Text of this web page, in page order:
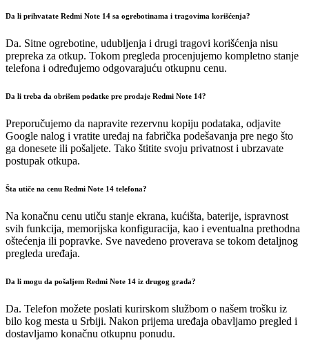
Da li prihvatate Redmi Note 14 sa ogrebotinama i tragovima korišćenja?
Da. Sitne ogrebotine, udubljenja i drugi tragovi korišćenja nisu
prepreka za otkup. Tokom pregleda procenjujemo kompletno stanje
telefona i određujemo odgovarajuću otkupnu cenu.
Da li treba da obrišem podatke pre prodaje Redmi Note 14?
Preporučujemo da napravite rezervnu kopiju podataka, odjavite
Google nalog i vratite uređaj na fabrička podešavanja pre nego što
ga donesete ili pošaljete. Tako štitite svoju privatnost i ubrzavate
postupak otkupa.
Šta utiče na cenu Redmi Note 14 telefona?
Na konačnu cenu utiču stanje ekrana, kućišta, baterije, ispravnost
svih funkcija, memorijska konfiguracija, kao i eventualna prethodna
oštećenja ili popravke. Sve navedeno proverava se tokom detaljnog
pregleda uređaja.
Da li mogu da pošaljem Redmi Note 14 iz drugog grada?
Da. Telefon možete poslati kurirskom službom o našem trošku iz
bilo kog mesta u Srbiji. Nakon prijema uređaja obavljamo pregled i
dostavljamo konačnu otkupnu ponudu.